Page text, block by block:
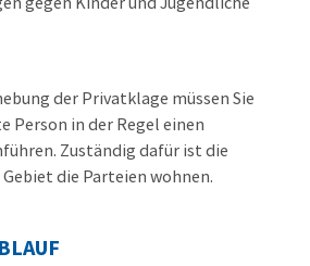
der Privatklage müssen Sie
Person in der Regel einen
Zuständig dafür ist die
die Parteien wohnen.